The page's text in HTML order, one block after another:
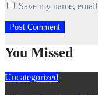
Save my name,
You Missed
Uncategorized